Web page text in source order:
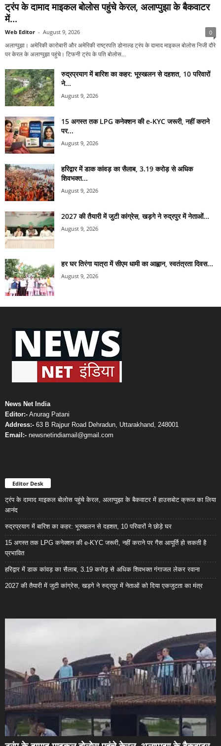
ट्रंप के दामाद माइकल बोलोस पहुंचे केरल, अलाप्पुझा के बैकवाटर
में...
Web Editor - August 9, 2026 0
अलाप्पुझा। अमेरिकी कारोबारी और अमेरिकी राष्ट्रपति डोनाल्ड ट्रंप के दामाद माइकल बोलोस निजी दौरे
पर केरल के अलाप्पुझा पहुंचे। टिफनी ट्रंप के पति बोलोस...
रुद्रप्रयाग में बारिश का कहर: भूस्खलन से दहशत, 10 परिवारों
ने...
August 9, 2026
15 अगस्त तक LPG कनेक्शन की e-KYC जरूरी, नहीं कराने
पर...
August 9, 2026
हरिद्वार में डाक कांवड़ का सैलाब, 3.19 करोड़ से अधिक
शिवभक्त...
August 9, 2026
2027 की तैयारी में जुटी कांग्रेस, खड़गे ने रुद्रपुर में नेताओं...
August 9, 2026
हर घर तिरंगा यात्रा में सीएम धामी का आह्वान, स्वतंत्रता दिवस...
August 9, 2026
News Net India
Editor:- Anurag Patani
Address:- 63 B Rajpur Road Dehradun, Uttarakhand, 248001
Email:- newsnetindiamail@gmail.com
Editor Desk
ट्रंप के दामाद माइकल बोलोस पहुंचे केरल, अलाप्पुझा के बैकवाटर में हाउसबोट क्रूज का लिया
आनंद
रुद्रप्रयाग में बारिश का कहर: भूस्खलन से दहशत, 10 परिवारों ने छोड़े घर
15 अगस्त तक LPG कनेक्शन की e-KYC जरूरी, नहीं कराने पर गैस आपूर्ति हो सकती है
प्रभावित
हरिद्वार में डाक कांवड़ का सैलाब, 3.19 करोड़ से अधिक शिवभक्त गंगाजल लेकर रवाना
2027 की तैयारी में जुटी कांग्रेस, खड़गे ने रुद्रपुर में नेताओं को दिया एकजुटता का मंत्र